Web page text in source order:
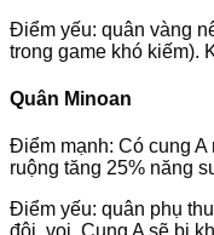
Điểm yếu: quân vàng
trong game khó kiếm).
Quân Minoan
Điểm mạnh: Có cung
ruộng tăng 25% năng
Điểm yếu: quân phụ